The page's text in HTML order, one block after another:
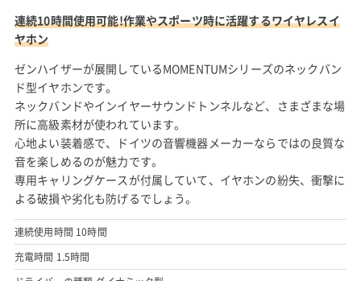
連続10時間使用可能!作業やスポーツ時に活躍するワイヤレスイ
ヤホン
ゼンハイザーが展開しているMOMENTUMシリーズのネックバン
ド型イヤホンです。
ネックバンドやインイヤーサウンドトンネルなど、さまざまな場
所に高級素材が使われています。
心地よい装着感で、ドイツの音響機器メーカーならではの良質な
音を楽しめるのが魅力です。
専用キャリングケースが付属していて、イヤホンの紛失、衝撃に
よる破損や劣化も防げるでしょう。
連続使用時間 10時間
充電時間 1.5時間